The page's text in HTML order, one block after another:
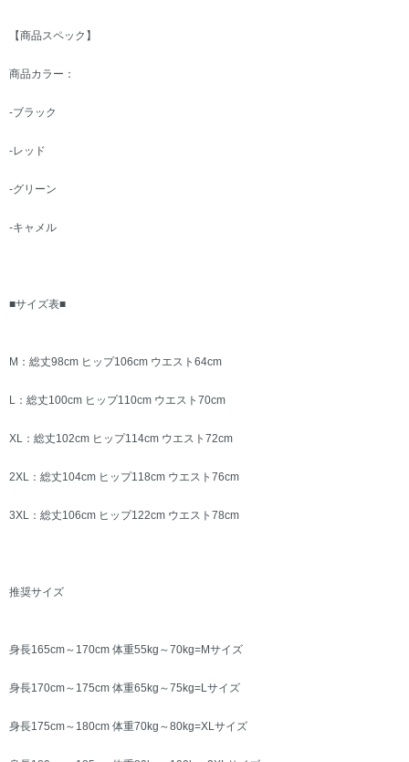
【商品スペック】
商品カラー：
-ブラック
-レッド
-グリーン
-キャメル
■サイズ表■
M：総丈98cm ヒップ106cm ウエスト64cm
L：総丈100cm ヒップ110cm ウエスト70cm
XL：総丈102cm ヒップ114cm ウエスト72cm
2XL：総丈104cm ヒップ118cm ウエスト76cm
3XL：総丈106cm ヒップ122cm ウエスト78cm
推奨サイズ
身長165cm～170cm 体重55kg～70kg=Mサイズ
身長170cm～175cm 体重65kg～75kg=Lサイズ
身長175cm～180cm 体重70kg～80kg=XLサイズ